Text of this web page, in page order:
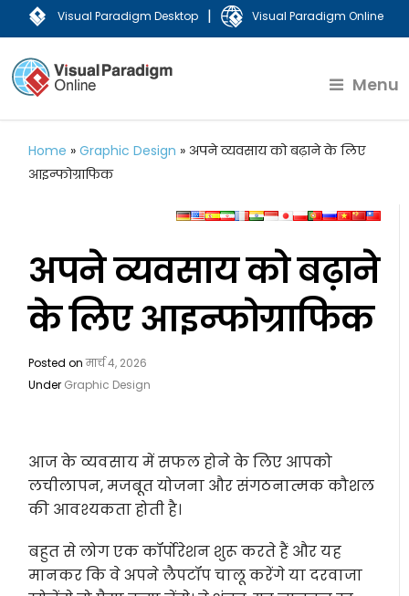
Visual Paradigm Desktop | Visual Paradigm Online
Menu
Home »Graphic Design » अपने व्यवसाय को बढ़ाने के लिए
आइन्फोग्राफिक
अपने व्यवसाय को बढ़ाने
के लिए आइन्फोग्राफिक
Posted onमार्च 4, 2026
Under Graphic Design
आज के व्यवसाय में सफल होने के लिए आपको
लचीलापन, मजबूत योजना और संगठनात्मक कौशल
की आवश्यकता होती है।
बहुत से लोग एक कॉर्पोरेशन शुरू करते हैं और यह
मानकर कि वे अपने लैपटॉप चालू करेंगे या दरवाजा